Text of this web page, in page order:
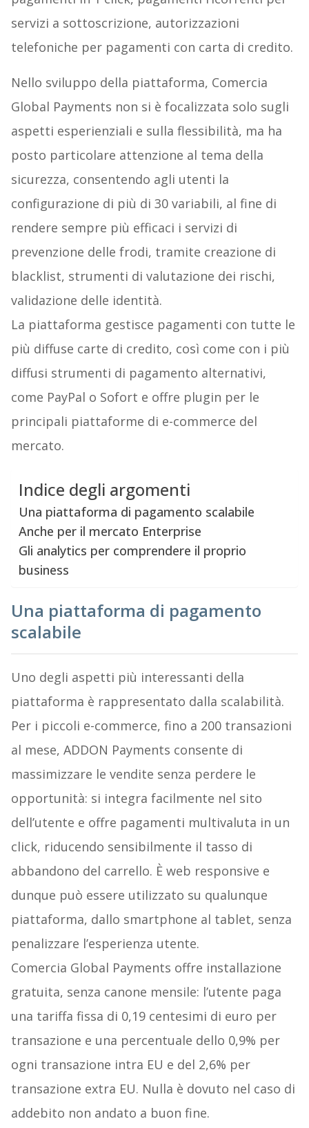
servizi a sottoscrizione, autorizzazioni
telefoniche per pagamenti con carta di credito.
Nello sviluppo della piattaforma, Comercia
Global Payments non si è focalizzata solo sugli
aspetti esperienziali e sulla flessibilità, ma ha
posto particolare attenzione al tema della
sicurezza, consentendo agli utenti la
configurazione di più di 30 variabili, al fine di
rendere sempre più efficaci i servizi di
prevenzione delle frodi, tramite creazione di
blacklist, strumenti di valutazione dei rischi,
validazione delle identità.
La piattaforma gestisce pagamenti con tutte le
più diffuse carte di credito, così come con i più
diffusi strumenti di pagamento alternativi,
come PayPal o Sofort e offre plugin per le
principali piattaforme di e-commerce del
mercato.
Indice degli argomenti
Una piattaforma di pagamento scalabile
Anche per il mercato Enterprise
Gli analytics per comprendere il proprio
business
Una piattaforma di pagamento
scalabile
Uno degli aspetti più interessanti della
piattaforma è rappresentato dalla scalabilità.
Per i piccoli e-commerce, fino a 200 transazioni
al mese, ADDON Payments consente di
massimizzare le vendite senza perdere le
opportunità: si integra facilmente nel sito
dell’utente e offre pagamenti multivaluta in un
click, riducendo sensibilmente il tasso di
abbandono del carrello. È web responsive e
dunque può essere utilizzato su qualunque
piattaforma, dallo smartphone al tablet, senza
penalizzare l’esperienza utente.
Comercia Global Payments offre installazione
gratuita, senza canone mensile: l’utente paga
una tariffa fissa di 0,19 centesimi di euro per
transazione e una percentuale dello 0,9% per
ogni transazione intra EU e del 2,6% per
transazione extra EU. Nulla è dovuto nel caso di
addebito non andato a buon fine.